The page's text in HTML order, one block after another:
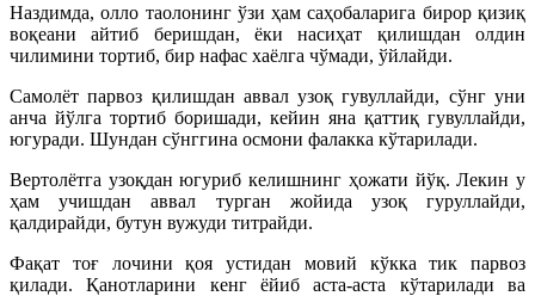
Наздимда, олло таолонинг ўзи ҳам саҳобаларига бирор қизиқ
воқеани айтиб беришдан, ёки насиҳат қилишдан олдин
чилимини тортиб, бир нафас хаёлга чўмади, ўйлайди.
Самолёт парвоз қилишдан аввал узоқ гувуллайди, сўнг уни
анча йўлга тортиб боришади, кейин яна қаттиқ гувуллайди,
югуради. Шундан сўнггина осмони фалакка кўтарилади.
Вертолётга узоқдан югуриб келишнинг ҳожати йўқ. Лекин у
ҳам учишдан аввал турган жойида узоқ гуруллайди,
қалдирайди, бутун вужуди титрайди.
Фақат тоғ лочини қоя устидан мовий кўкка тик парвоз
қилади. Қанотларини кенг ёйиб аста-аста кўтарилади ва